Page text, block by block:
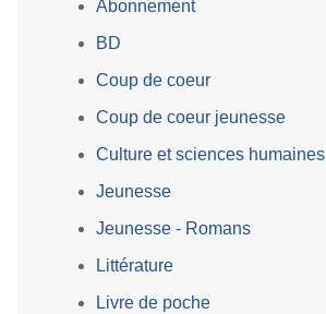
Abonnement
BD
Coup de coeur
Coup de coeur jeunesse
Culture et sciences humaines
Jeunesse
Jeunesse - Romans
Littérature
Livre de poche